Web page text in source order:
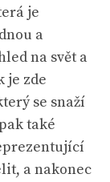
je
a
na svět a
je zde
se snaží
také
a nakonec